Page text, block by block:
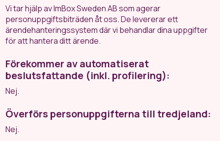
Vi tar hjälp av ImBox Sweden AB som agerar
personuppgiftsbiträden åt oss. De levererar ett
ärendehanteringssystem där vi behandlar dina uppgifter
för att hantera ditt ärende.
Förekommer av automatiserat
beslutsfattande (inkl. profilering):
Nej.
Överförs personuppgifterna till tredjeland:
Nej.